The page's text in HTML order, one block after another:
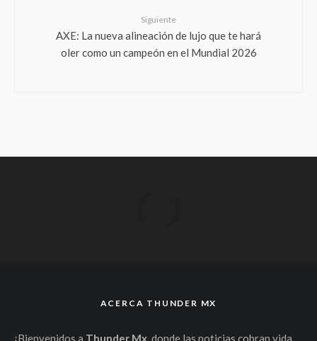
Siguiente
AXE: La nueva alineación de lujo que te hará
oler como un campeón en el Mundial 2026
ACERCA THUNDER MX
¡Bienvenidos a Thunder Mx,donde las noticias cobran vida